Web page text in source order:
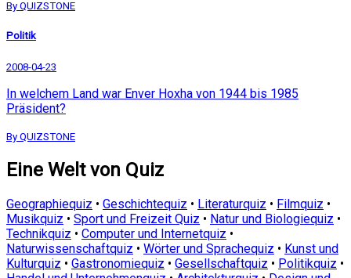
By QUIZSTONE
Politik
2008-04-23
In welchem Land war Enver Hoxha von 1944 bis 1985
Präsident?
By QUIZSTONE
Eine Welt von Quiz
Geographiequiz • Geschichtequiz • Literaturquiz • Filmquiz •
Musikquiz • Sport und Freizeit Quiz • Natur und Biologiequiz •
Technikquiz • Computer und Internetquiz •
Naturwissenschaftquiz • Wörter und Sprachequiz • Kunst und
Kulturquiz • Gastronomiequiz • Gesellschaftquiz • Politikquiz •